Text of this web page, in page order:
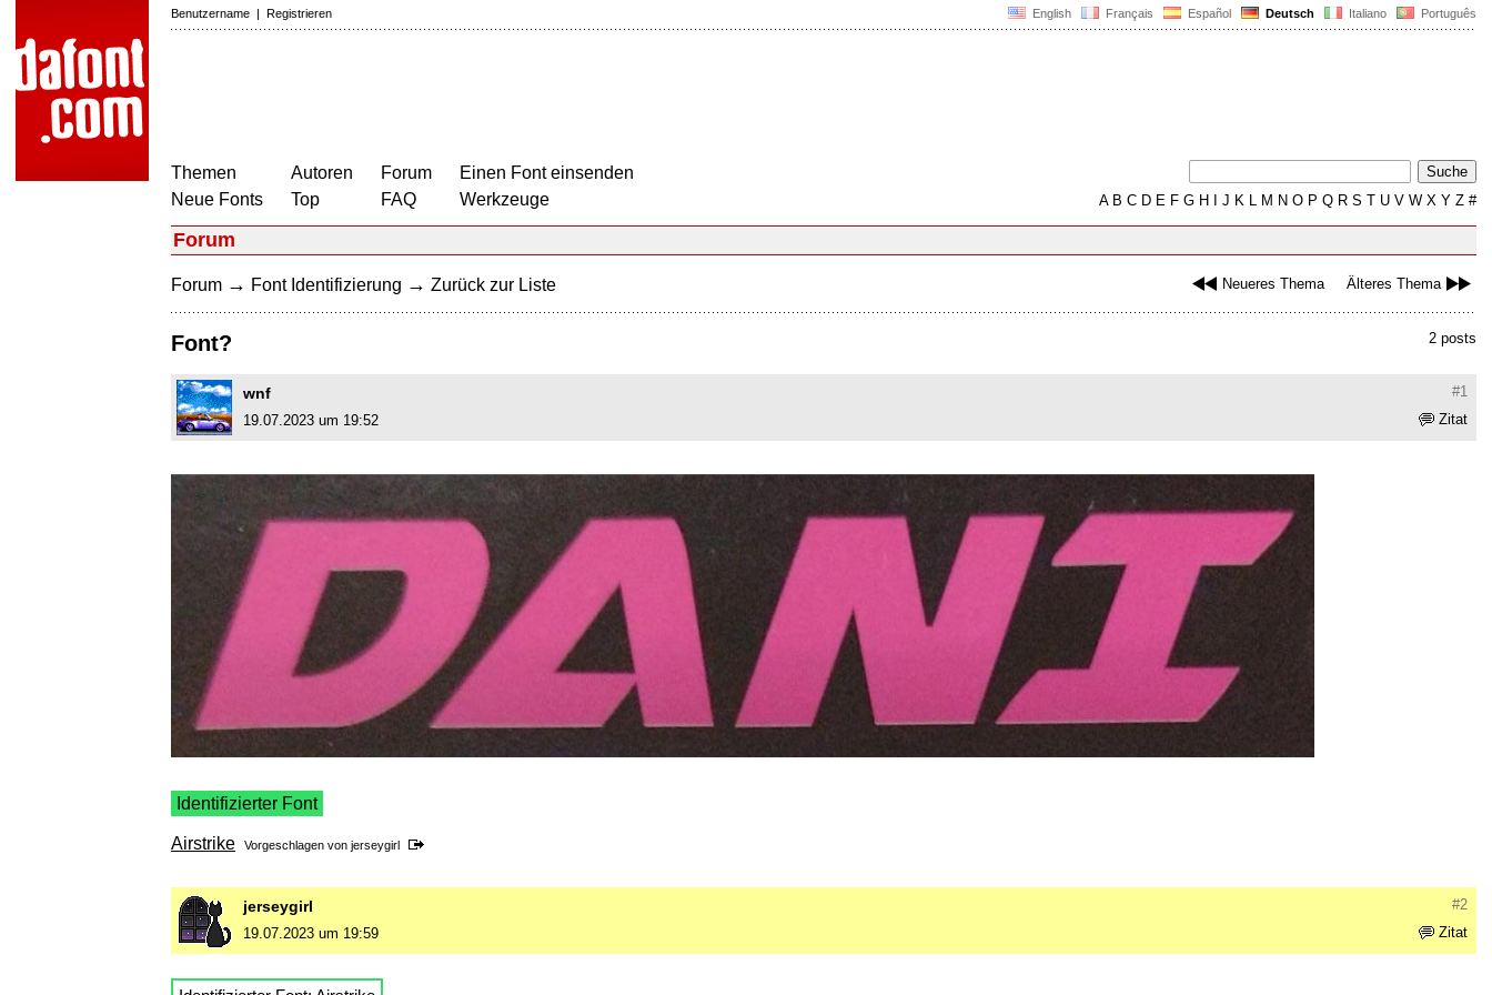
English Français Español Deutsch Italiano Português
Benutzername | Registrieren
Themen
Neue Fonts
Autoren
Top
Forum
FAQ
Einen Font einsenden
Werkzeuge
AB C D E F G H J K L M N O P Q R S T U V W X Y Z #
Forum
Neueres Thema Älteres Thema
Forum → Font Identifizierung → Zurück zur Liste
2 posts
Font?
#1
wnf
Zitat
19.07.2023 um 19:52
Identifizierter Font
Airstrike Vorgeschlagen von jerseygirl
#2
jerseygirl
Zitat
19.07.2023 um 19:59